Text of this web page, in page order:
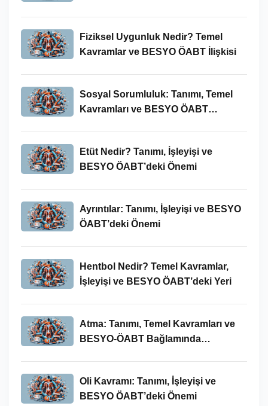
Fiziksel Uygunluk Nedir? Temel
Kavramlar ve BESYO ÖABT İlişkisi
Sosyal Sorumluluk: Tanımı, Temel
Kavramları ve BESYO ÖABT
Etüt Nedir? Tanımı, İşleyişi ve
BESYO ÖABT’deki Önemi
Ayrıntılar: Tanımı, İşleyişi ve BESYO
ÖABT’deki Önemi
Hentbol Nedir? Temel Kavramlar,
İşleyişi ve BESYO ÖABT’deki Yeri
Atma: Tanımı, Temel Kavramları ve
BESYO-ÖABT Bağlamında
Oli Kavramı: Tanımı, İşleyişi ve
BESYO ÖABT’deki Önemi